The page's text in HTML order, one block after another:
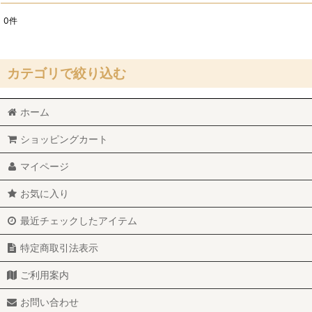
表示数:
並び順 :
0件
カテゴリで絞り込む
GANRYU その他（コラボもの） (全商品)
ワンピース
トップス
Tシャツ
スカート
パンツ
ホーム
ショッピングカート
マイページ
お気に入り
最近チェックしたアイテム
特定商取引法表示
ご利用案内
お問い合わせ